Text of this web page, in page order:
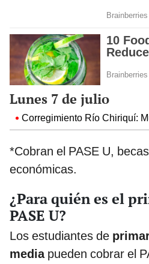
Lunes 7 de julio
Corregimiento Río Chiriquí:
*Cobran el PASE U,
económicas.
¿Para quién es el
PASE U?
Los estudiantes de
mediapueden cobrar el